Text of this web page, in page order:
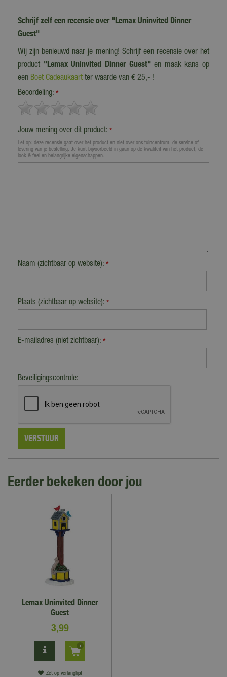
Schrijf zelf een recensie over "Lemax Uninvited Dinner
Guest"
Wij zijn benieuwd naar je mening! Schrijf een recensie over het
product "Lemax Uninvited Dinner Guest"en maak kans op
een Boet Cadeaukaart ter waarde van € 25,- !
Beoordeling: *
Jouw mening over dit product: *
Let op: deze recensie gaat over het product en niet over ons tuincentrum, de service of
levering van je bestelling. Je kunt bijvoorbeeld in gaan op de kwaliteit van het product, de
look & feel en belangrijke eigenschappen.
Naam (zichtbaar op website): *
Plaats (zichtbaar op website): *
E-mailadres (niet zichtbaar): *
Beveiligingscontrole:
Eerder bekeken door jou
Lemax Uninvited Dinner
Guest
3,99
Zet op verlanglijst